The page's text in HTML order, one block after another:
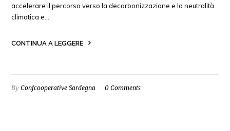
accelerare il percorso verso la decarbonizzazione e la neutralità
climatica e…
CONTINUA A LEGGERE
ByConfcooperative Sardegna 0 Comments